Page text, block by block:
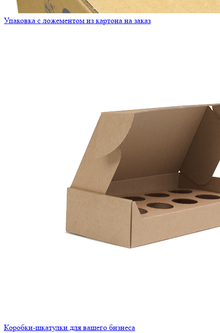
Упаковка с ложементом из картона на заказ
Коробки-шкатулки для вашего бизнеса